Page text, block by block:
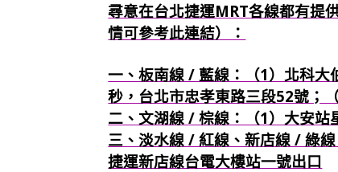
尋意在台北捷運MRT各線都有提
情可參考此連結）：
一、板南線 / 藍線：（1）北科
秒，台北市忠孝東路三段52號；
二、文湖線 / 棕線：（1）大安站
三、淡水線 / 紅線、新店線 / 綠
捷運新店線台電大樓站一號出口